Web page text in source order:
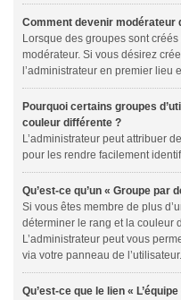
Comment devenir modérateur
Lorsque des groupes sont
modérateur. Si vous désirez
l’administrateur en premier lieu
Pourquoi certains groupes
couleur différente ?
L’administrateur peut attribuer
pour les rendre facilement
Qu’est-ce qu’un « Groupe par
Si vous êtes membre de plus
déterminer le rang et la couleur
L’administrateur peut vous
via votre panneau de l’utilisateur.
Qu’est-ce que le lien «